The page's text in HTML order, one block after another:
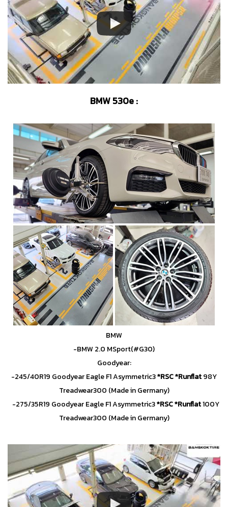
BMW 530e :
BMW
-BMW 2.0 MSport(#G30)
Goodyear:
-245/40R19 Goodyear Eagle F1 Asymmetric3*RSC *Runflat98Y
Treadwear300 (Made in Germany)
-275/35R19 Goodyear Eagle F1 Asymmetric3*RSC *Runflat100Y
Treadwear300 (Made in Germany)